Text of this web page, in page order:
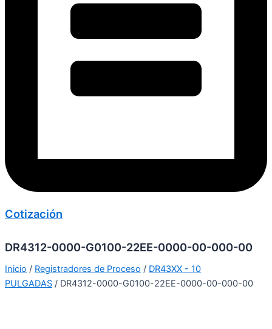
Cotización
DR4312-0000-G0100-22EE-0000-00-000-00
Inicio / Registradores de Proceso / DR43XX - 10
PULGADAS / DR4312-0000-G0100-22EE-0000-00-000-00